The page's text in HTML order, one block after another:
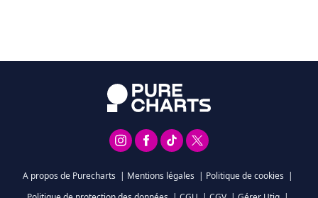
A propos de Purecharts | Mentions légales | Politique de cookies |